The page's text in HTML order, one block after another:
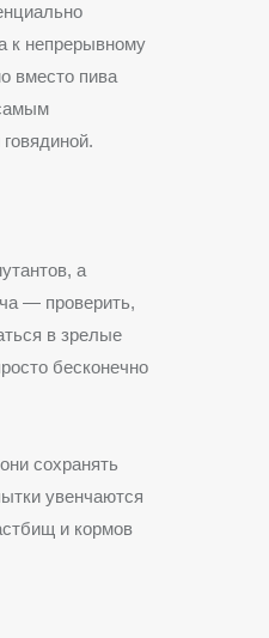
к непрерывному
вместо пива
а
— проверить,
в зрелые
бесконечно
сохранять
увенчаются
и кормов